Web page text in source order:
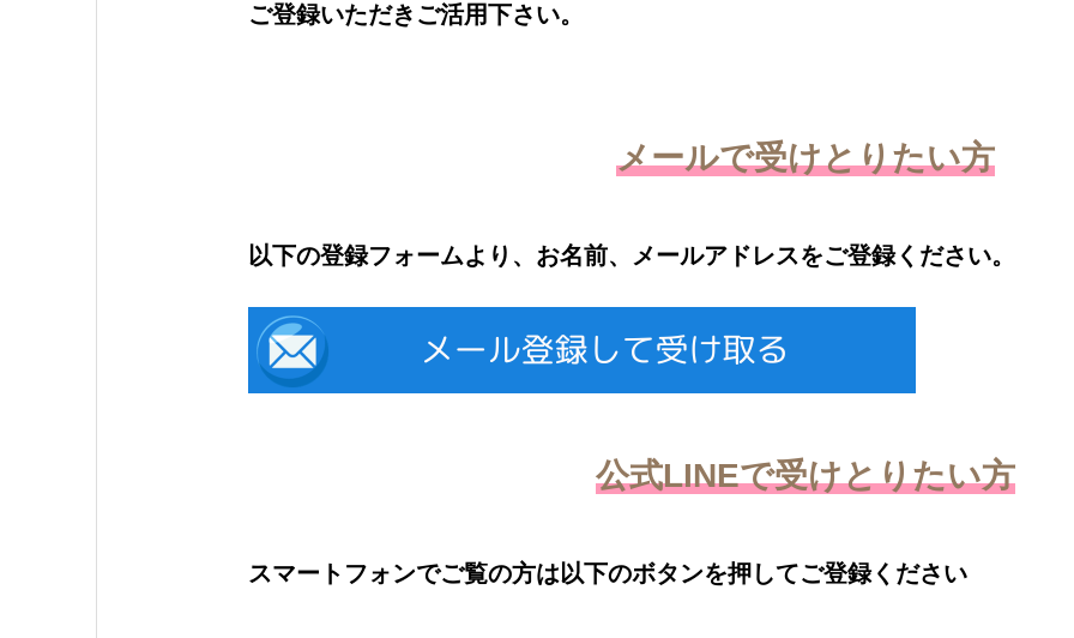
ご登録いただきご活用下さい。
メールで受けとりたい方
以下の登録フォームより、お名前、メールアドレスをご登録ください。
公式LINEで受けとりたい方
スマートフォンでご覧の方は以下のボタンを押してご登録ください